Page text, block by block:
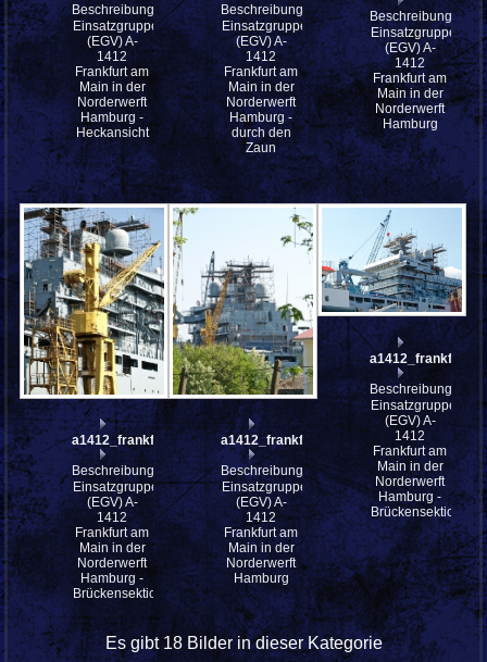
Beschreibung:
Einsatzgruppenversorger
(EGV) A-
1412
Frankfurt am
Main in der
Norderwerft
Hamburg -
Heckansicht
Beschreibung:
Einsatzgruppenversorger
(EGV) A-
1412
Frankfurt am
Main in der
Norderwerft
Hamburg -
durch den
Zaun
Beschreibung:
(EGV) A-
1412
Frankfurt am
Main in der
Norderwerft
Hamburg
a1412_frankfurt_am_main_P4223654
Beschreibung:
Einsatzgruppenversorger
(EGV) A-
1412
Frankfurt am
Main in der
Norderwerft
Hamburg -
Brückensektion
a1412_frankfurt_am_main_P4223651
Beschreibung:
Einsatzgruppenversorger
(EGV) A-
1412
Frankfurt am
Main in der
Norderwerft
Hamburg
Beschreibung:
(EGV) A-
1412
Frankfurt am
Main in der
Norderwerft
Hamburg -
Brückensektion
Es gibt 18 Bilder in dieser Kategorie